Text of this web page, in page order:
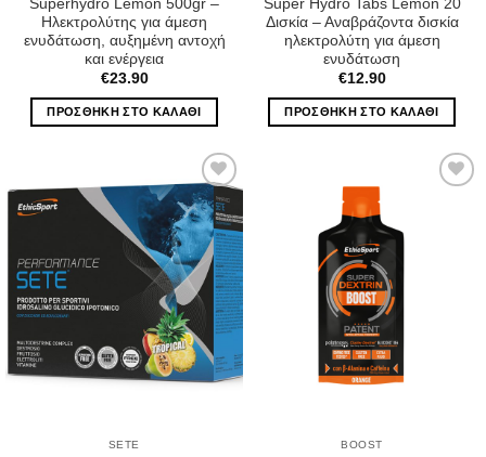
Superhydro Lemon 500gr –
Ηλεκτρολύτης για άμεση
ενυδάτωση, αυξημένη αντοχή
και ενέργεια
€23.90
ΠΡΟΣΘΉΚΗ ΣΤΟ ΚΑΛΆΘΙ
Super Hydro Tabs Lemon 20
Δισκία – Αναβράζοντα δισκία
ηλεκτρολύτη για άμεση
ενυδάτωση
€12.90
ΠΡΟΣΘΉΚΗ ΣΤΟ ΚΑΛΆΘΙ
Wishlist
SETE BOOST